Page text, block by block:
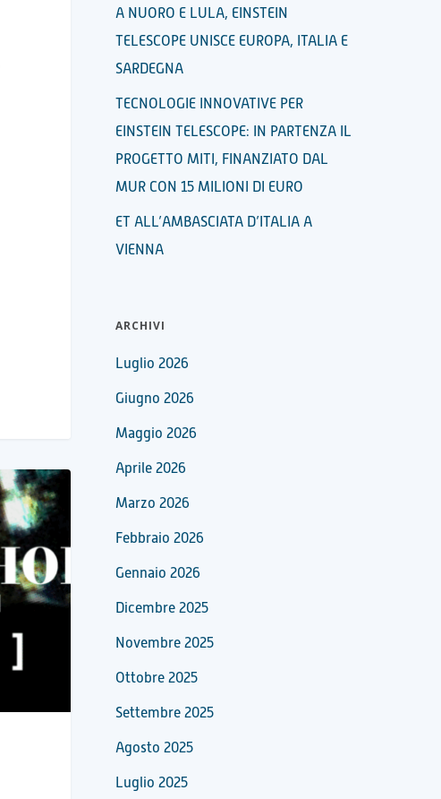
A NUORO E LULA, EINSTEIN
TELESCOPE UNISCE EUROPA, ITALIA E
SARDEGNA
TECNOLOGIE INNOVATIVE PER
EINSTEIN TELESCOPE: IN PARTENZA IL
PROGETTO MITI, FINANZIATO DAL
MUR CON 15 MILIONI DI EURO
ET ALL’AMBASCIATA D’ITALIA A
VIENNA
ARCHIVI
Luglio 2026
Giugno 2026
Maggio 2026
Aprile 2026
Marzo 2026
Febbraio 2026
Gennaio 2026
Dicembre 2025
Novembre 2025
Ottobre 2025
Settembre 2025
Agosto 2025
Luglio 2025